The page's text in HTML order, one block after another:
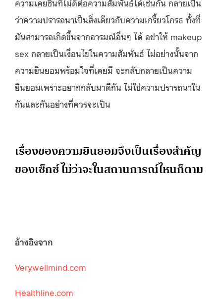
ความเคยชินที่ไม่ดีต่อความสัมพันธ์ได้เช่นกัน กลายเป็น
ว่าความปรารถนาเป็นสิ่งเดียวกับความเกรี้ยวโกรธ ทั้งที่
มันสามารถเกิดขึ้นจากอารมณ์อื่นๆ ได้ อย่าให้ makeup
sex กลายเป็นเงื่อนไขในความสัมพันธ์ ไม่อย่างนั้นจาก
ความยินยอมพร้อมใจที่เคยมี จะกลับกลายเป็นความ
ยินยอมเพราะอยากกลับมาดีกัน ไม่ใช่ความปรารถนาใน
กันและกันอย่างที่ควรจะเป็น
เรื่องของความยินยอมจึงเป็นเรื่องสำคัญ
ของเซ็กซ์ ไม่ว่าจะในสถานการณ์ไหนก็ตาม
อ้างอิงจาก
Verywellmind.com
Healthline.com